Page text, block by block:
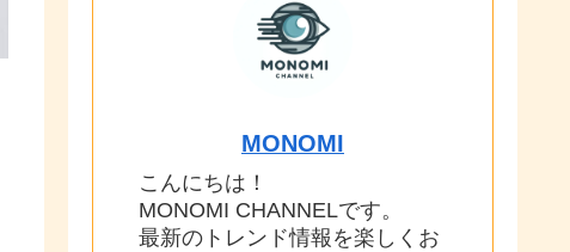
MONOMI
こんにちは！
MONOMI CHANNELです。
最新のトレンド情報を楽しくお